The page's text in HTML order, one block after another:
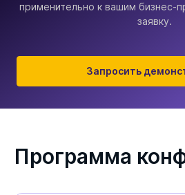
применительно к вашим бизнес-
заявку.
Запросить
Программа